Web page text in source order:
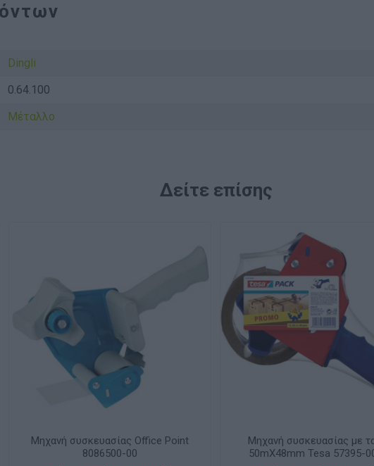
Dingli
0.64.100
Μέταλλο
Δείτε επίσης
Μηχανή συσκευασίας με ταινία
50mX48mm Tesa 57395-00000
Μηχανή συσκευασίας